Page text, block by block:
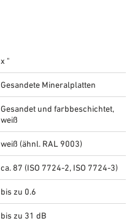
x "
Gesandete Mineralplatten
Gesandet und farbbeschichtet,
weiß
weiß (ähnl. RAL 9003)
ca. 87 (ISO 7724-2, ISO 7724-3)
bis zu 0.6
bis zu 31 dB